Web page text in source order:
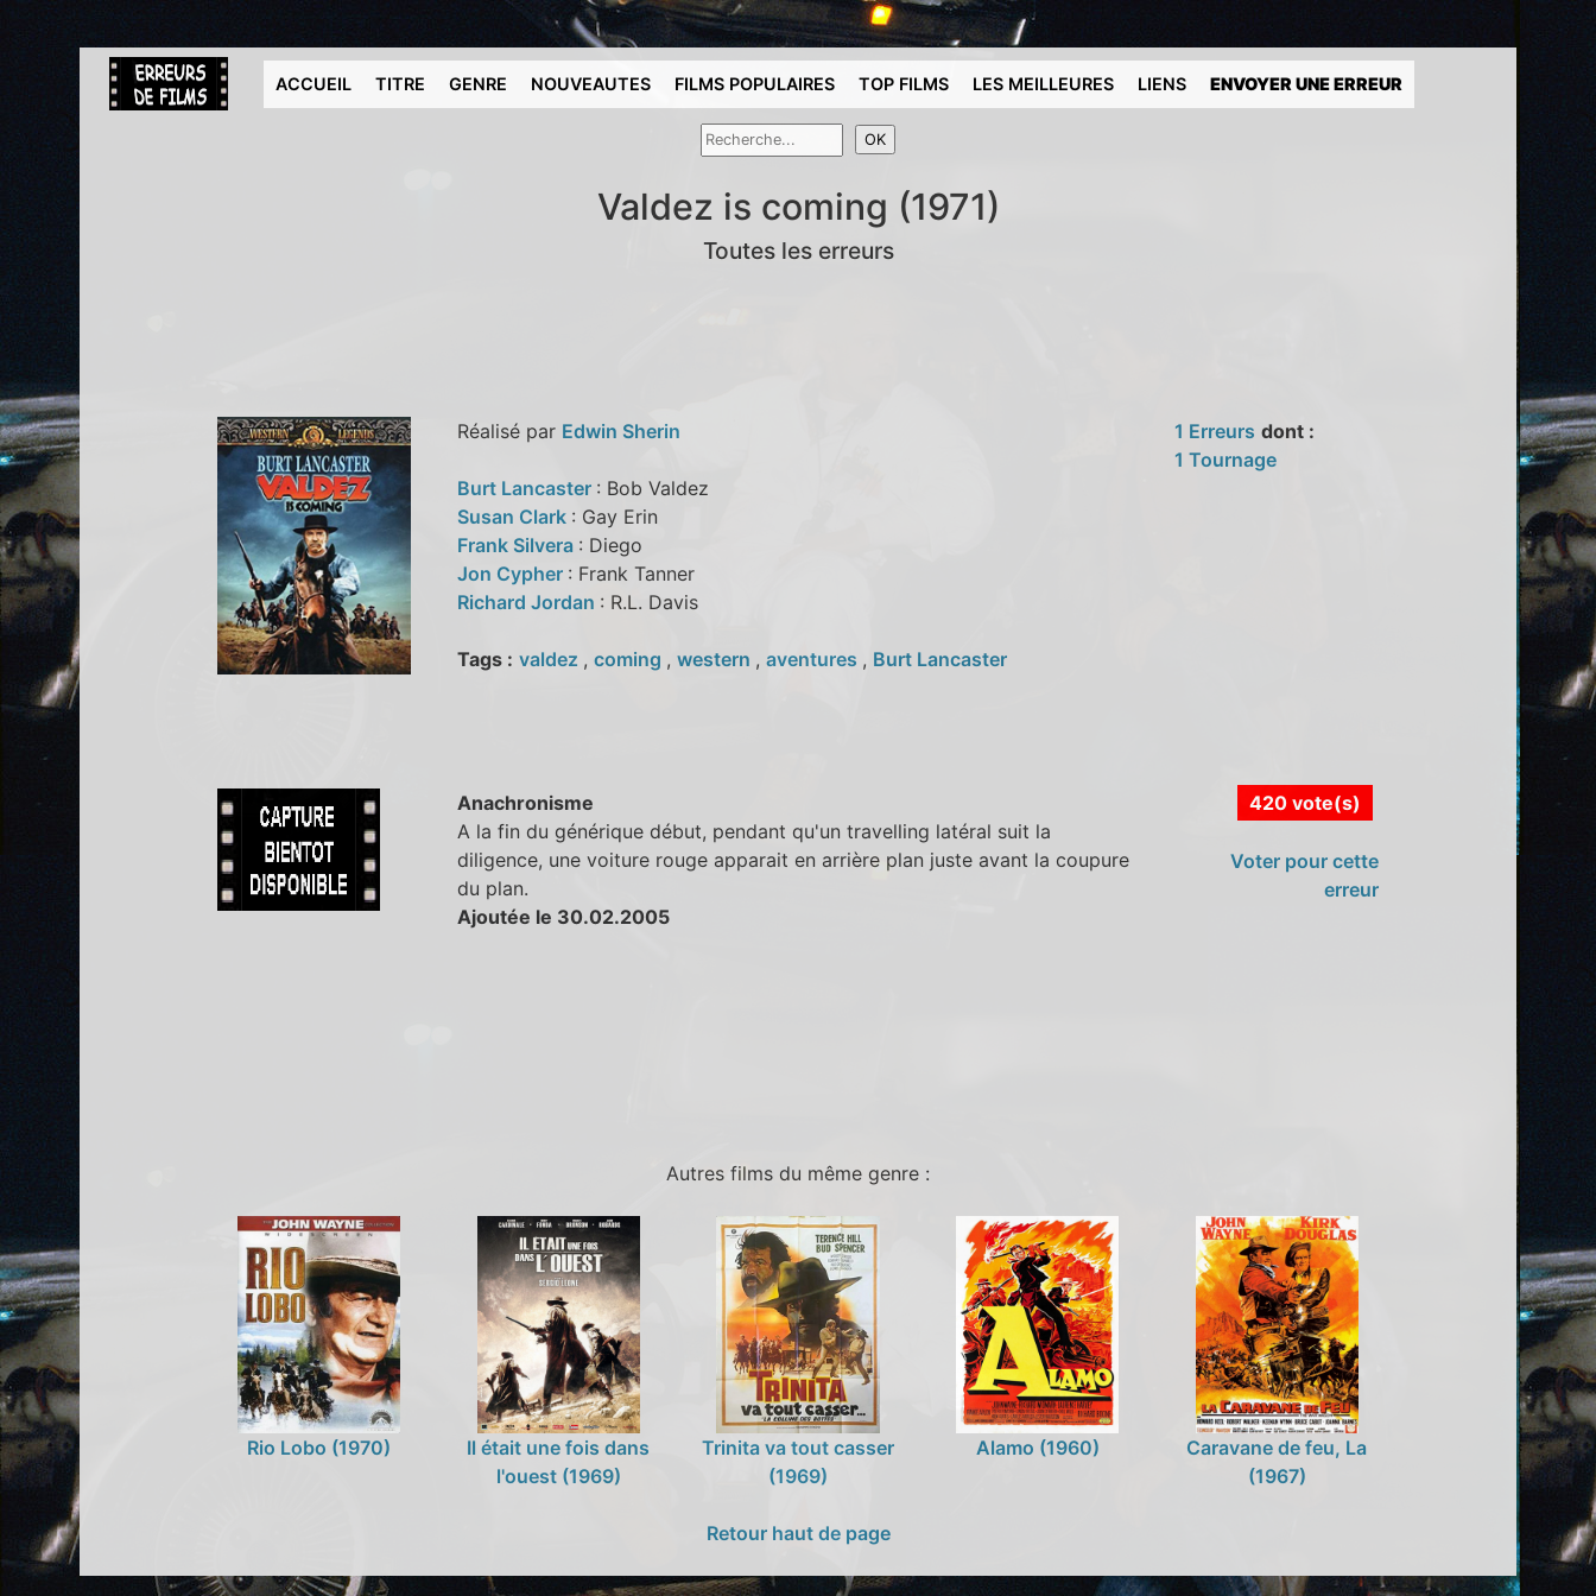
ACCUEIL TITRE GENRE NOUVEAUTES FILMS POPULAIRES TOP FILMS LES MEILLEURES LIENS ENVOYER UNE ERREUR
Valdez is coming (1971)
Toutes les erreurs
Réalisé par Edwin Sherin
Burt Lancaster : Bob Valdez
Susan Clark : Gay Erin
Frank Silvera : Diego
Jon Cypher : Frank Tanner
Richard Jordan : R.L. Davis
Tags : valdez , coming , western , aventures , Burt Lancaster
1 Erreurs dont :
1 Tournage
Anachronisme
A la fin du générique début, pendant qu'un travelling latéral suit la
diligence, une voiture rouge apparait en arrière plan juste avant la coupure
du plan.
Ajoutée le 30.02.2005
420 vote(s)
Voter pour cette
erreur
Autres films du même genre :
Rio Lobo (1970)
Il était une fois dans
l'ouest (1969)
Trinita va tout casser
(1969)
Alamo (1960)
Caravane de feu, La
(1967)
Retour haut de page